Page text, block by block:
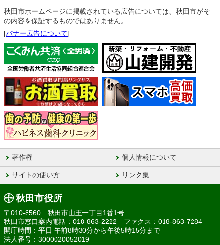
秋田市ホームページに掲載されている広告については、秋田市がそ
の内容を保証するものではありません。
[バナー広告について]
著作権 個人情報について
サイトの使い方 リンク集
秋田市役所
〒010-8560 秋田市山王一丁目1番1号
秋田市窓口案内電話：018-863-2222 ファクス：018-863-7284
開庁時間：平日 午前8時30分から午後5時15分まで
法人番号：3000020052019